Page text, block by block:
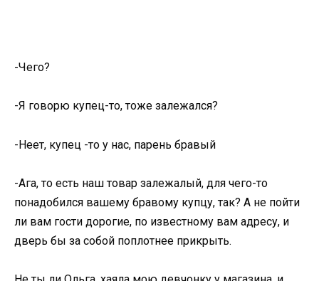
-Чего?
-Я говорю купец-то, тоже залежался?
-Неет, купец -то у нас, парень бравый
-Ага, то есть наш товар залежалый, для чего-то
понадобился вашему бравому купцу, так? А не пойти
ли вам гости дорогие, по известному вам адресу, и
дверь бы за собой поплотнее прикрыть.